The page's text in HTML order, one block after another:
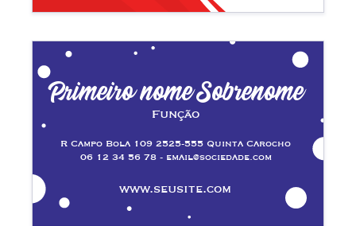
www.seusite.com
R Campo Bola 109 2525-555 Quinta Carocho
06 12 34 56 78 - email@sociedade.com
Primeiro nome Sobrenome
Função